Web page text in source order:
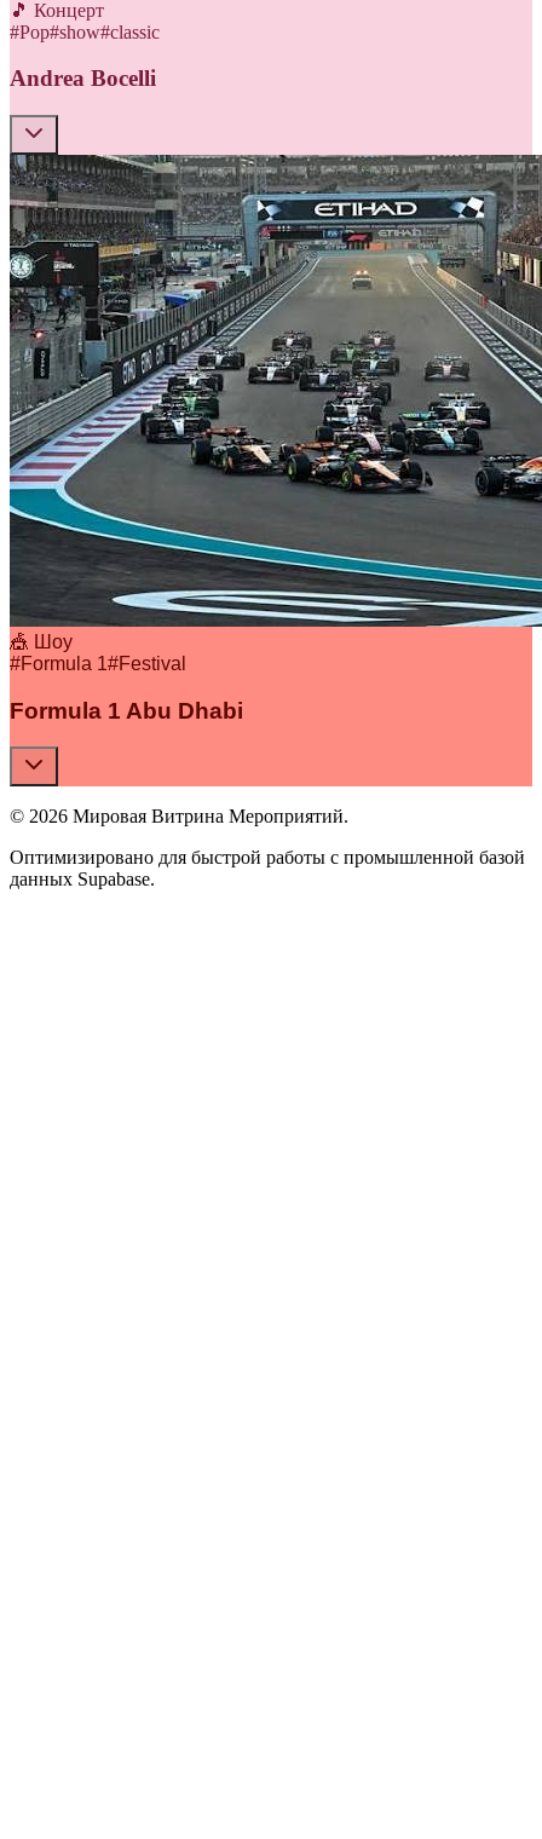
🎵 Концерт
#Pop#show#classic
Andrea Bocelli
🎪 Шоу
#Formula 1#Festival
Formula 1 Abu Dhabi
© 2026 Мировая Витрина Мероприятий.
Оптимизировано для быстрой работы с промышленной базой
данных Supabase.